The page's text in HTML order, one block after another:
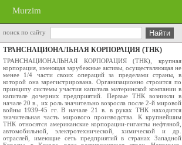
Murzim
поиск по сайту
ТРАНСНАЦИОНАЛЬНАЯ КОРПОРАЦИЯ (ТНК)
ТРАНСНАЦИОНАЛЬНАЯ КОРПОРАЦИЯ (ТНК), крупная
корпорация, имеющая зарубежные активы, осуществляющая не
менее 1/4 части своих операций за пределами страны, в
которой она зарегистрирована. Организационно строится по
принципу системы участия капитала материнской компании в
капитале дочерних предприятий. Первые ТНК возникли в
начале 20 в., их роль значительно возросла после 2-й мировой
войны 1939-45 гг. В начале 21 в. в руках ТНК находится
значительная часть мирового производства. К крупнейшим
ТНК относятся американские корпорации-гиганты нефтяной,
автомобильной, электротехнической, химической и др.
отраслей, имеющие сеть предприятий в странах Западной